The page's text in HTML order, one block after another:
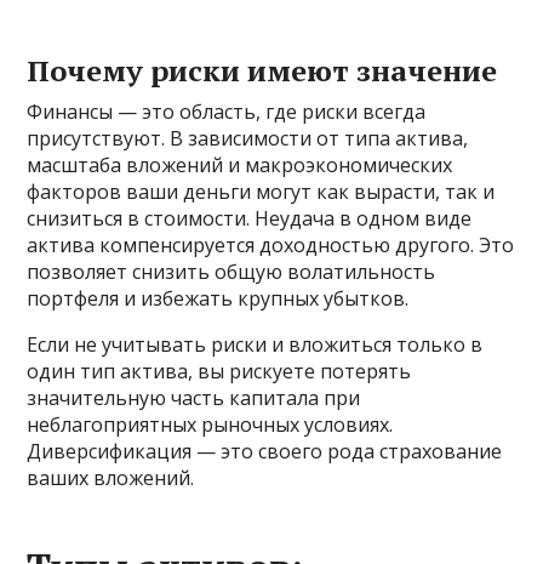
Почему риски имеют значение
Финансы — это область, где риски всегда
присутствуют. В зависимости от типа актива,
масштаба вложений и макроэкономических
факторов ваши деньги могут как вырасти, так и
снизиться в стоимости. Неудача в одном виде
актива компенсируется доходностью другого. Это
позволяет снизить общую волатильность
портфеля и избежать крупных убытков.
Если не учитывать риски и вложиться только в
один тип актива, вы рискуете потерять
значительную часть капитала при
неблагоприятных рыночных условиях.
Диверсификация — это своего рода страхование
ваших вложений.